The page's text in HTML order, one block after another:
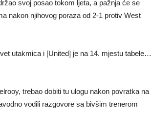
svoj posao tokom ljeta, a pažnja će se
nakon njihovog poraza od 2-1 protiv West
utakmica i [United] je na 14. mjestu tabele…
trebao dobiti tu ulogu nakon povratka na
vodili razgovore sa bivšim trenerom